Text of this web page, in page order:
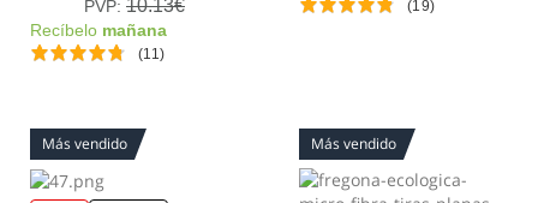
PVP: 10.13€
Recíbelo mañana
(11)
(19)
Más vendido Más vendido